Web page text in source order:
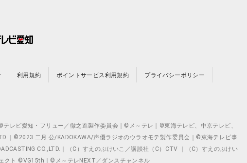
利用規約 ポイントサービス利用規約 プライバシーポリシー
ビ愛知・フリュー／徹之進製作委員会｜©メ～テレ｜©東海テレビ、中京テレビ、
｜©2023 二月 公/KADOKAWA/声優ラジオのウラオモテ製作委員会｜©東海テレビ事
CO.,LTD.｜（C）すえのぶけいこ／講談社（C）CTV ｜（C）すえのぶけい
クト ©VG15th｜©メ～テレNEXT／ダンスチャンネル